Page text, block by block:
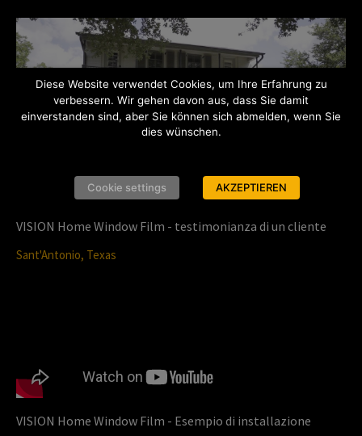
P
l
y
VISION Home Window Film - testimonianza di un cliente
Sant'Antonio, Texas
VISION Home Window Film - Esempio di installazione
Diese Website verwendet Cookies, um Ihre Erfahrung zu
verbessern. Wir gehen davon aus, dass Sie damit
einverstanden sind, aber Sie können sich abmelden, wenn Sie
dies wünschen.
Cookie settings AKZEPTIEREN